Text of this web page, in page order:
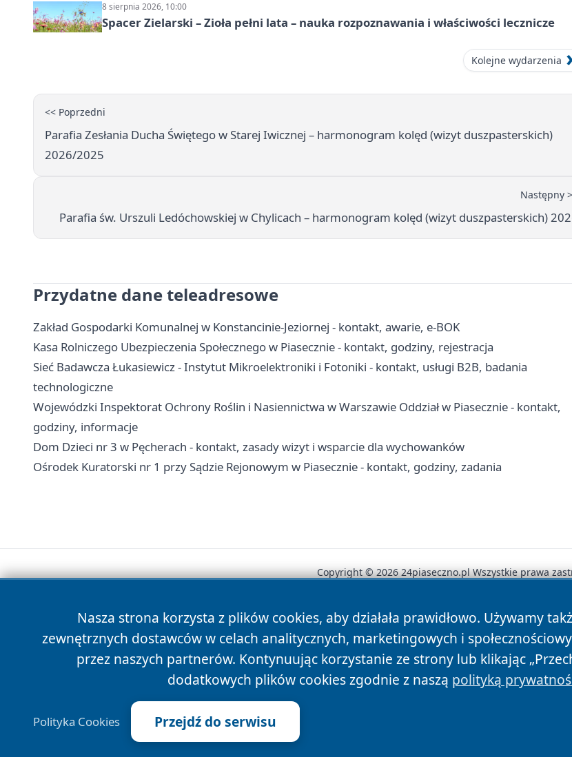
8 sierpnia 2026, 10:00
Spacer Zielarski – Zioła pełni lata – nauka rozpoznawania i właściwości lecznicze
Kolejne wydarzenia
<< Poprzedni
Parafia Zesłania Ducha Świętego w Starej Iwicznej – harmonogram kolęd (wizyt duszpasterskich)
2026/2025
Następny
Parafia św. Urszuli Ledóchowskiej w Chylicach – harmonogram kolęd (wizyt duszpasterskich)
Przydatne dane teleadresowe
Zakład Gospodarki Komunalnej w Konstancinie-Jeziornej - kontakt, awarie, e-BOK
Kasa Rolniczego Ubezpieczenia Społecznego w Piasecznie - kontakt, godziny, rejestracja
Sieć Badawcza Łukasiewicz - Instytut Mikroelektroniki i Fotoniki - kontakt, usługi B2B, badania
technologiczne
Wojewódzki Inspektorat Ochrony Roślin i Nasiennictwa w Warszawie Oddział w Piasecznie - kontakt,
godziny, informacje
Dom Dzieci nr 3 w Pęcherach - kontakt, zasady wizyt i wsparcie dla wychowanków
Ośrodek Kuratorski nr 1 przy Sądzie Rejonowym w Piasecznie - kontakt, godziny, zadania
Nasza strona korzysta z plików cookies, aby działała prawidłowo. Używamy
zewnętrznych dostawców w celach analitycznych, marketingowych i
przez naszych partnerów. Kontynuując korzystanie ze strony lub klikając
dodatkowych plików cookies zgodnie z naszą polityką
Polityka Cookies Przejdź do serwisu
Copyright © 2026 24piaseczno.pl Wszystkie prawa
News Autorzy Polityka Prywatności